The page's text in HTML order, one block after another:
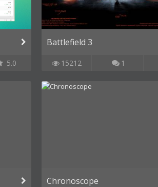
5.0
Battlefield 3
15212 1
Chronoscope